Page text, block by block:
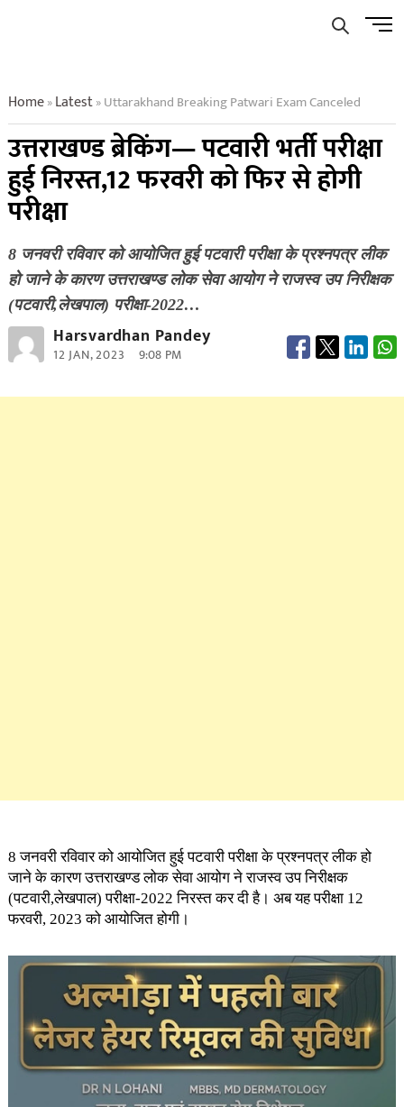
Menu
Home»Latest»Uttarakhand Breaking Patwari Exam Canceled
उत्तराखण्ड ब्रेकिंग— पटवारी भर्ती परीक्षा
हुई निरस्त,12 फरवरी को फिर से होगी
परीक्षा
8 जनवरी रविवार को आयोजित हुई पटवारी परीक्षा के प्रश्नपत्र लीक
हो जाने के कारण उत्तराखण्ड लोक सेवा आयोग ने राजस्व उप निरीक्षक
(पटवारी,लेखपाल) परीक्षा-2022…
Harsvardhan Pandey
12 JAN, 2023 9:08 PM
8 जनवरी रविवार को आयोजित हुई पटवारी परीक्षा के प्रश्नपत्र लीक हो
जाने के कारण उत्तराखण्ड लोक सेवा आयोग ने राजस्व उप निरीक्षक
(पटवारी,लेखपाल) परीक्षा-2022 निरस्त कर दी है। अब यह परीक्षा 12
फरवरी, 2023 को आयोजित होगी।